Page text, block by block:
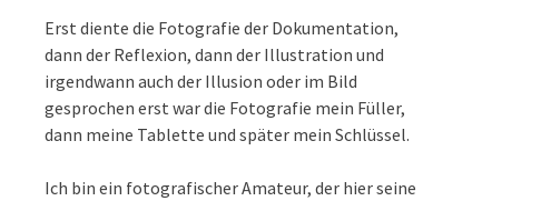
Erst diente die Fotografie der Dokumentation,
dann der Reflexion, dann der Illustration und
irgendwann auch der Illusion oder im Bild
gesprochen erst war die Fotografie mein Füller,
dann meine Tablette und später mein Schlüssel.
Ich bin ein fotografischer Amateur, der hier seine